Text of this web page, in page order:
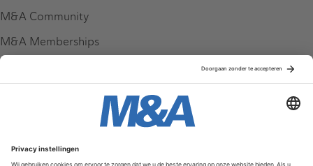
M&A Community
M&A Memberships
Service & Contact